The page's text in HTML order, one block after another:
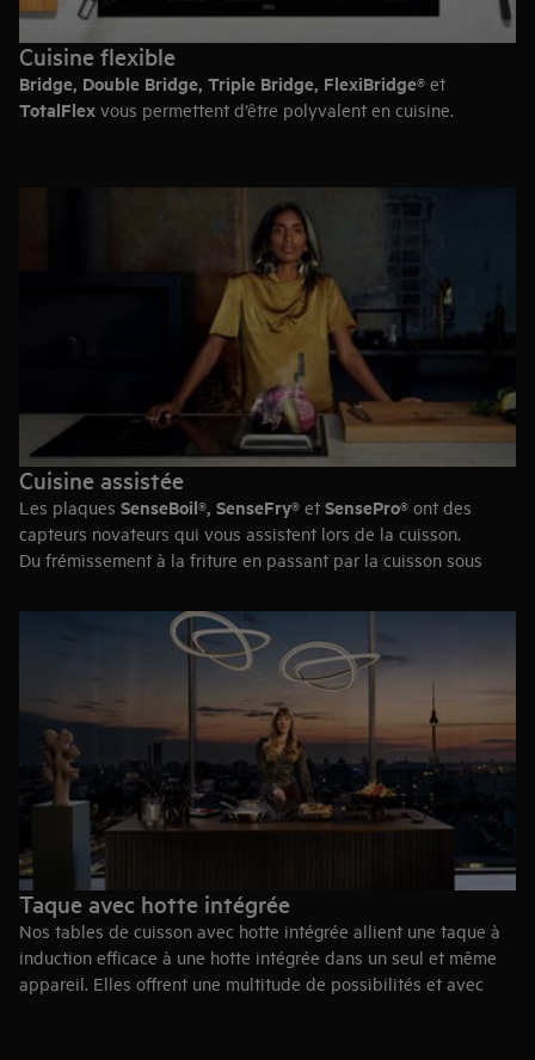
Cuisine flexible
Bridge, Double Bridge, Triple Bridge, FlexiBridge® et
TotalFlex vous permettent d’être polyvalent en cuisine.
de cuisson au format de vos casseroles. Et avec TotalFlex,
vous bénéficiez d’une flexibilité ultime, car vous pouvez
cuisiner n’importe où sur la plaque.
Cuisine assistée
Les plaques SenseBoil®, SenseFry® et SensePro® ont des
capteurs novateurs qui vous assistent lors de la cuisson.
Du frémissement à la friture en passant par la cuisson sous
élever vos plats à niveau supérieur.
Jetez un œil aux séries 7000 et 9000 pour en savoir plus.
Taque avec hotte intégrée
Nos tables de cuisson avec hotte intégrée allient une taque à
induction efficace à une hotte intégrée dans un seul et même
appareil. Elles offrent une multitude de possibilités et avec